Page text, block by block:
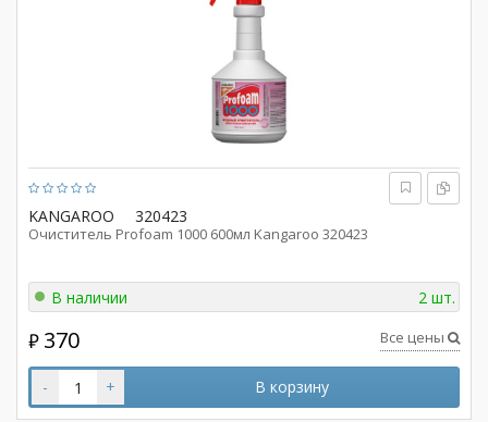
KANGAROO 320423
Очиститель Profoam 1000 600мл Kangaroo 320423
В наличии 2 шт.
₽ 370 Все цены
- + В корзину